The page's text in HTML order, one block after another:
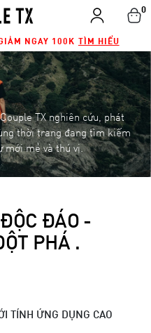
NGAY 100K TÌM HIỂU
0
TX nghiên cứu, phát
thời trang đang tìm kiếm
mới mẻ và thú vị.
ĐÁO -
PHÁ .
TÍNH ỨNG DỤNG CAO